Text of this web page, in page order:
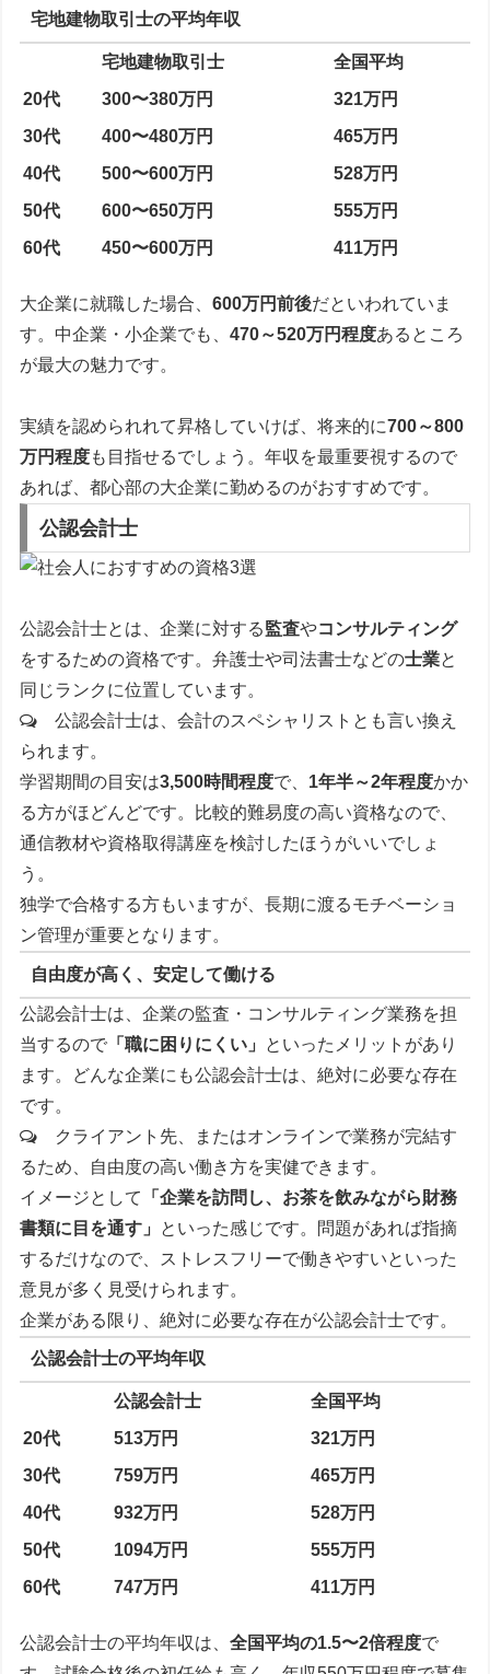
宅地建物取引士の平均年収
宅地建物取引士
全国平均
20代
300〜380万円
321万円
30代
400〜480万円
465万円
40代
500〜600万円
528万円
50代
600〜650万円
555万円
60代
450〜600万円 411万円
大企業に就職した場合、600万円前後だといわれていま
す。中企業・小企業でも、470～520万円程度あるところ
が最大の魅力です。
実績を認められれて昇格していけば、将来的に700～800
万円程度も目指せるでしょう。年収を最重要視するので
あれば、都心部の大企業に勤めるのがおすすめです。
公認会計士
公認会計士とは、企業に対する監査やコンサルティング
をするための資格です。弁護士や司法書士などの士業と
同じランクに位置しています。
公認会計士は、会計のスペシャリストとも言い換え
られます。
学習期間の目安は3,500時間程度で、 1年半～2年程度かか
る方がほどんどです。比較的難易度の高い資格なので、
通信教材や資格取得講座を検討したほうがいいでしょ
う。
独学で合格する方もいますが、長期に渡るモチベーショ
ン管理が重要となります。
自由度が高く、安定して働ける
公認会計士は、企業の監査・コンサルティング業務を担
当するので 「職に困りにくい」
といったメリットがあり
ます。どんな企業にも公認会計士は、絶対に必要な存在
です。
クライアント先、またはオンラインで業務が完結す
るため、自由度の高い働き方を実健できます。
イメージとして
「企業を訪問し、お茶を飲みながら財務
書類に目を通す」
といった感じです。問題があれば指摘
するだけなので、ストレスフリーで働きやすいといった
意見が多く見受けられます。
企業がある限り、絶対に必要な存在が公認会計士です。
公認会計士の平均年収
公認会計士
全国平均
20代
513万円
321万円
30代
759万円
465万円
40代
932万円
528万円
50代
1094万円
555万円
60代
747万円 411万円
公認会計士の平均年収は、全国平均の1.5〜2倍程度で